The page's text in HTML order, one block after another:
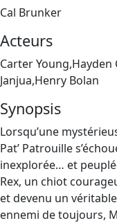
Cal Brunker
Acteurs
Carter
Janjua,Henry Bolan
Synopsis
Lorsqu’une
Pat’ Patrouille
inexplorée… et
Rex, un chiot
et devenu un
ennemi de toujours,